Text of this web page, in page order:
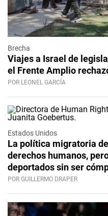
Brecha
Viajes a Israel de
el Frente Amplio
POR LEONEL GARCÍA
Estados Unidos
La política migratoria
derechos humanos,
deportados sin ser
POR GUILLERMO DRAPER